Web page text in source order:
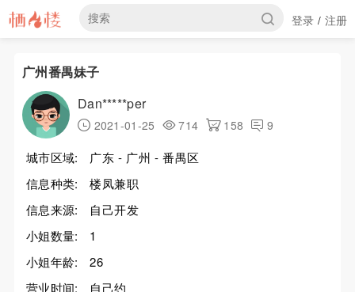
登录 / 注册
广州番禺妹子
Dan*****per
2021-01-25 714 158 9
城市区域:
广东 - 广州 - 番禺区
信息种类:
楼凤兼职
信息来源:
自己开发
小姐数量:
1
小姐年龄:
26
营业时间:
自己约